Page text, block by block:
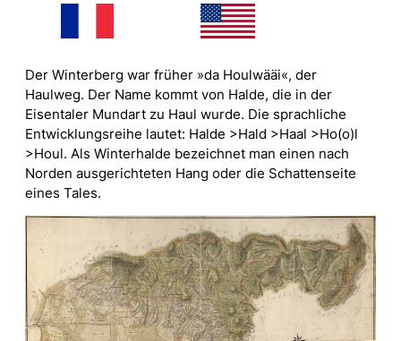
Der Winterberg war früher »da Houlwääi«, der
Haulweg. Der Name kommt von Halde, die in der
Eisentaler Mundart zu Haul wurde. Die sprachliche
Entwicklungsreihe lautet: Halde >Hald >Haal >Ho(o)l
>Houl. Als Winterhalde bezeichnet man einen nach
Norden ausgerichteten Hang oder die Schattenseite
eines Tales.